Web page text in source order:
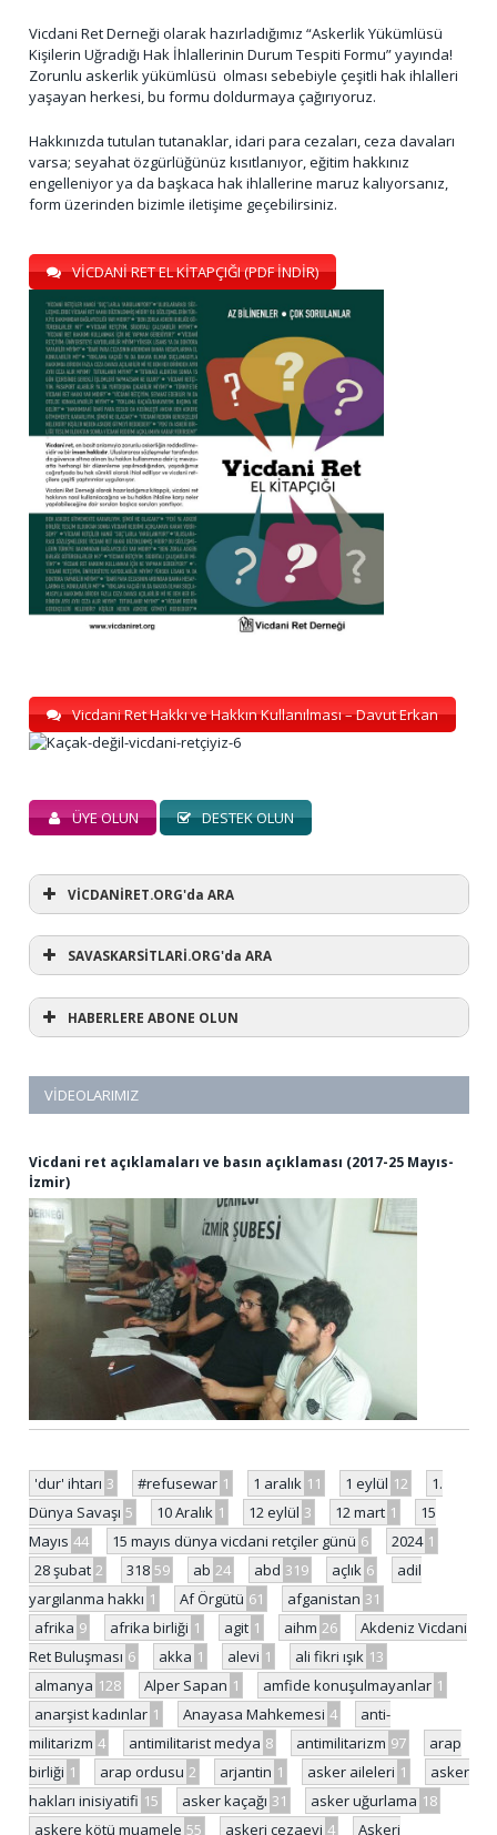
Vicdani Ret Derneği olarak hazırladığımız “Askerlik Yükümlüsü
Kişilerin Uğradığı Hak İhlallerinin Durum Tespiti Formu” yayında!
Zorunlu askerlik yükümlüsü olması sebebiyle çeşitli hak ihlalleri
yaşayan herkesi, bu formu doldurmaya çağırıyoruz.
Hakkınızda tutulan tutanaklar, idari para cezaları, ceza davaları
varsa; seyahat özgürlüğünüz kısıtlanıyor, eğitim hakkınız
engelleniyor ya da başkaca hak ihlallerine maruz kalıyorsanız,
form üzerinden bizimle iletişime geçebilirsiniz.
VİCDANİ RET EL KİTAPÇIĞI (PDF İNDİR)
Vicdani Ret Hakkı ve Hakkın Kullanılması – Davut Erkan
ÜYE OLUN DESTEK OLUN
VİCDANİRET.ORG'da ARA
SAVASKARSİTLARİ.ORG'da ARA
HABERLERE ABONE OLUN
VIDEOLARIMIZ
Vicdani ret açıklamaları ve basın açıklaması (2017-25 Mayıs-
İzmir)
'dur' ihtarı 3 #refusewar 1 1 aralık 11 1 eylül 12
1.
Dünya Savaşı 5 10 Aralık 1 12 eylül 3 12 mart 1
15
Mayıs 44 15 mayıs dünya vicdani retçiler günü 6 2024 1
28 şubat 2 318 59 ab 24 abd 319 açlık 6
adil
yargılanma hakkı 1 Af Örgütü 61 afganistan 31
afrika 9 afrika birliği 1 agit 1 aihm 26
Akdeniz Vicdani
Ret Buluşması 6 akka 1 alevi 1 ali fikri ışık 13
almanya 128 Alper Sapan 1 amfide konuşulmayanlar 1
anarşist kadınlar 1 Anayasa Mahkemesi 4
anti-
militarizm 4 antimilitarist medya 8 antimilitarizm 97
arap
birliği 1 arap ordusu 2 arjantin 1 asker aileleri 1
asker
hakları inisiyatifi 15 asker kaçağı 31 asker uğurlama 18
askere kötü muamele 55 askeri cezaevi 4 Askeri